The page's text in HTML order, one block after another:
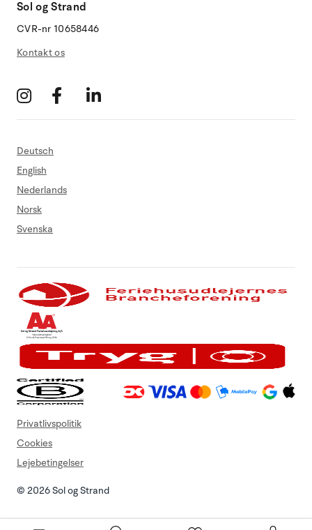
Sol og Strand
CVR-nr 10658446
Kontakt os
Deutsch
English
Nederlands
Norsk
Svenska
© 2026 Sol og Strand
Privatlivspolitik
Cookies
Lejebetingelser